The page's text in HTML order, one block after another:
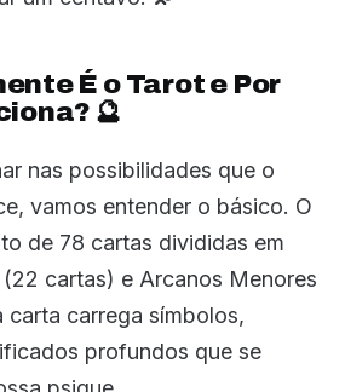
É o Tarot e Por
🔮
nas possibilidades que o
vamos entender o básico. O
de 78 cartas divididas em
cartas) e Arcanos Menores
carta carrega símbolos,
profundos que se